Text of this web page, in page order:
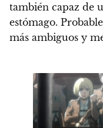
también capaz de
estómago.
más ambiguos y